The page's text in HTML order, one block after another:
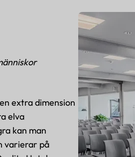
extra dimension
elva
kan man
varierar på